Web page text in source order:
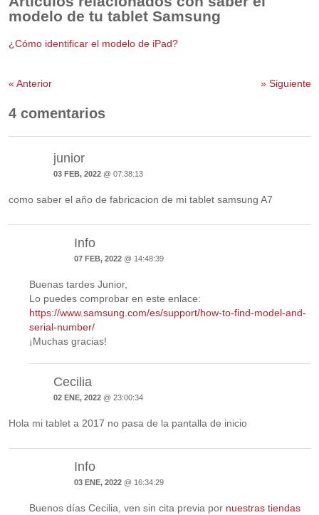
modelo de tu tablet Samsung
¿Cómo identificar el modelo de iPad?
« Anterior »Siguiente
4 comentarios
junior
03 FEB, 2022@ 07:38:13
como saber el año de fabricacion de mi tablet samsung A7
Info
07 FEB, 2022 @ 14:48:39
Buenas tardes Junior,
Lo puedes comprobar en este enlace:
https://www.samsung.com/es/support/how-to-find-model-and-
serial-number/
¡Muchas gracias!
Cecilia
02 ENE, 2022@ 23:00:34
Hola mi tablet a 2017 no pasa de la pantalla de inicio
Info
03 ENE, 2022 @ 16:34:29
Buenos días Cecilia, ven sin cita previa por nuestras tiendas